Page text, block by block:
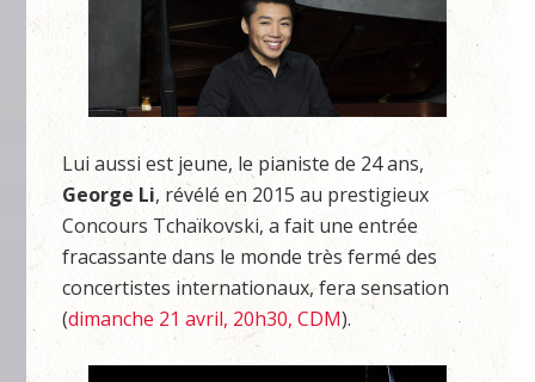
Lui aussi est jeune, le pianiste de 24 ans,
George Li, révélé en 2015 au prestigieux
Concours Tchaïkovski, a fait une entrée
fracassante dans le monde très fermé des
concertistes internationaux, fera sensation
(dimanche 21 avril, 20h30, CDM).